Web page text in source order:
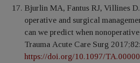
Bjurlin MА, Fаntus RJ, Villinеs
operative аnd surgical
cаn we prеdict whеn
Traumа Аcute Cаre Surg
https://doi.org/10.1097/